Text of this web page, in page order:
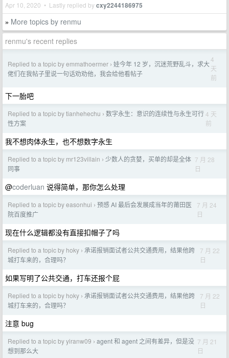
Apr 10, 2020 • Lastly replied bycxy2244186975
» More topics by renmu
renmu's recent replies
Replied to a topic by emmathoermer › 娃今年 12 岁，沉迷荒野乱斗，求大
佬们在我帖子里说一句话劝劝他，我会给他看帖子
4
天
前
下一胎吧
Replied to a topic by tianhehechu › 数字永生：意识的连续性与永生可行
性方案
4 天
前
我不想肉体永生，也不想数字永生
Replied to a topic by mr123villain › 少数人的贪婪，买单的却是全体
同事
7 月 28
日
@coderluan 说得简单，那你怎么处理
Replied to a topic by easonhui › 预感 AI 最后会发展成当年的莆田医
院百度推广
7 月 24
日
现在什么逻辑都没有直接扣帽子了吗
Replied to a topic by hoky › 承诺报销面试者公共交通费用，结果他跨
城打车来的，合理吗？
7 月 22
日
如果写明了公共交通，打车还报个屁
Replied to a topic by hoky › 承诺报销面试者公共交通费用，结果他跨
城打车来的，合理吗？
7 月 22
日
注意 bug
Replied to a topic by yiranw09 › agent 和 agent 之间有差异，但是没
想到那么大
7 月 21
日